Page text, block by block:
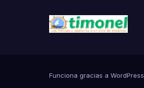
Funciona gracias a WordPress